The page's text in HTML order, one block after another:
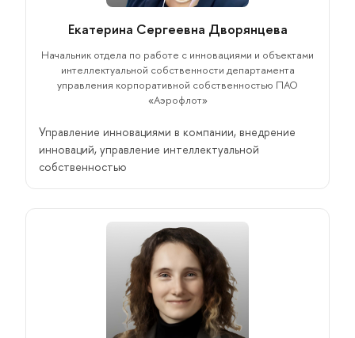
Екатерина Сергеевна Дворянцева
Начальник отдела по работе с инновациями и объектами
интеллектуальной собственности департамента
управления корпоративной собственностью ПАО
«Аэрофлот»
Управление инновациями в компании, внедрение
инноваций, управление интеллектуальной
собственностью